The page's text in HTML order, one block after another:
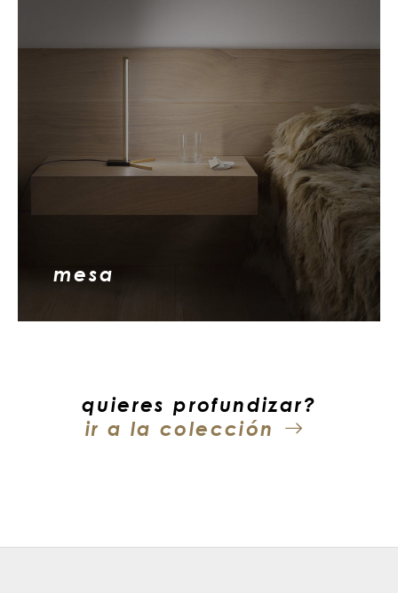
mesa
quieres profundizar?
ir a la colección